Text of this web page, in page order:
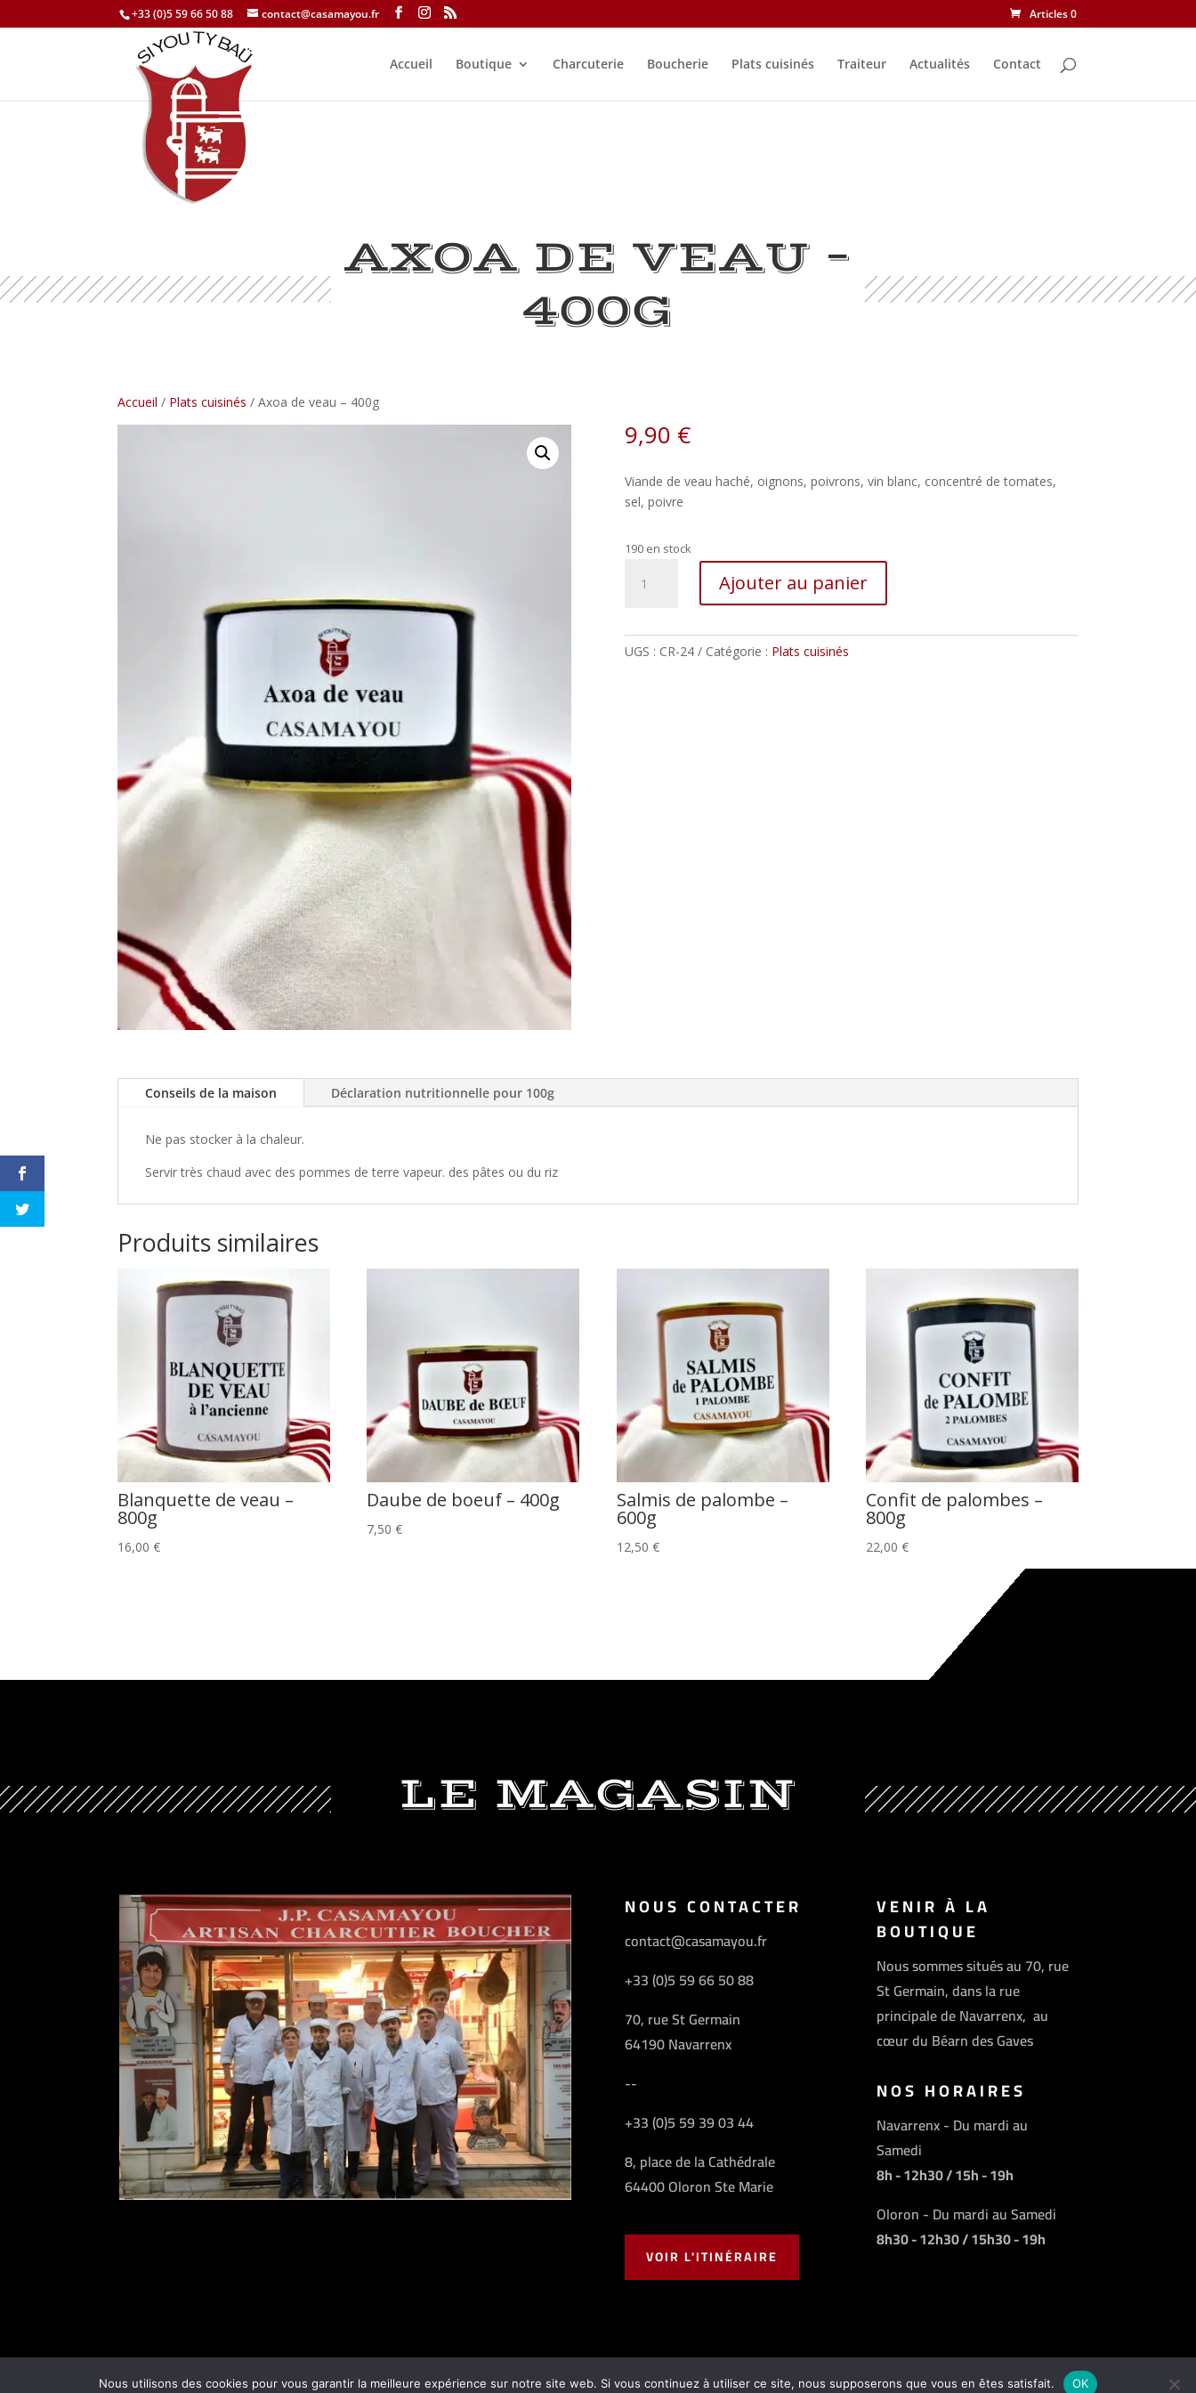
+33 (0)5 59 66 50 88 contact@casamayou.fr Articles 0
Accueil Boutique Charcuterie Boucherie Plats cuisinés Traiteur Actualités Contact
AXOA DE VEAU –
400G
Accueil / Plats cuisinés / Axoa de veau – 400g
9,90 €
Viande de veau haché, oignons, poivrons, vin blanc, concentré de tomates,
sel, poivre
190 en stock
veau
Ajouter au panier
UGS : CR-24 Catégorie : Plats cuisinés
Conseils de la maison Déclaration nutritionnelle pour 100g
Ne pas stocker à la chaleur.
Servir très chaud avec des pommes de terre vapeur. des pâtes ou du riz
Produits similaires
Blanquette de veau –
800g
16,00 €
Daube de boeuf – 400g
7,50€
Salmis de palombe –
600g
12,50 €
Confit de palombes –
800g
22,00 €
LE MAGASIN
NOUS CONTACTER
contact@casamayou.fr
+33 (0)5 59 66 50 88
70, rue St Germain
64190 Navarrenx
--
+33 (0)5 59 39 03 44
8, place de la Cathédrale
64400 Oloron Ste Marie
VOIR L'ITINÉRAIRE
VENIR À LA
BOUTIQUE
Nous sommes situés au 70, rue
St Germain, dans la rue
principale de Navarrenx, au
cœur du Béarn des Gaves
NOS HORAIRES
Navarrenx - Du mardi au
Samedi
8h - 12h30 / 15h - 19h
Oloron - Du mardi au Samedi
8h30 - 12h30 / 15h30 - 19h
Une réalisationTICsynergie| © Charcuterie Casamayou |Mentions légales|Conditions générales de vente
Nous utilisons des cookies pour vous garantir la meilleure expérience sur notre site web. Si vous continuez à utiliser ce site, nous supposerons que vous en êtes satisfait. OK